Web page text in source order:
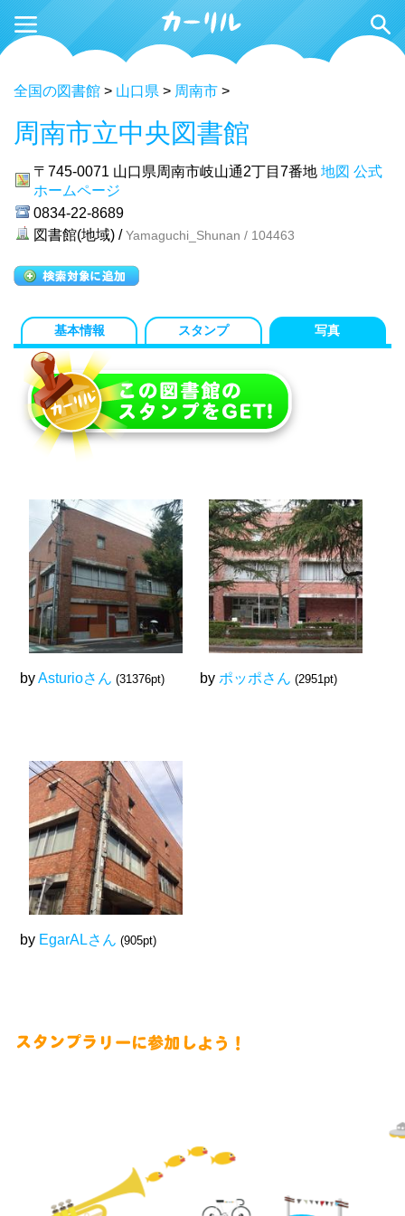
全国の図書館 > 山口県 > 周南市 >
周南市立中央図書館
〒745-0071 山口県周南市岐山通2丁目7番地 地図 公式
ホームページ
0834-22-8689
図書館(地域) / Yamaguchi_Shunan / 104463
基本情報 スタンプ 写真
byAsturioさん (31376pt) by ポッポさん (2951pt)
by EgarALさん (905pt)